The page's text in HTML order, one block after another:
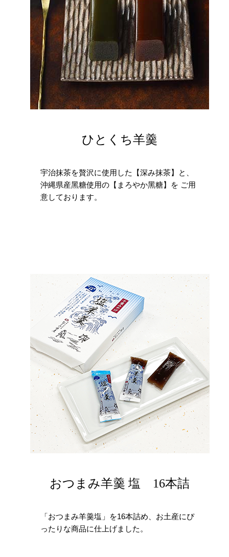
ひとくち羊羹
宇治抹茶を贅沢に使用した【深み抹茶】と、
沖縄県産⿊糖使用の【まろやか⿊糖】を ご用
意しております。
おつまみ羊羹 塩 16本詰
「おつまみ羊羹塩」を16本詰め、お土産にぴ
ったりな商品に仕上げました。